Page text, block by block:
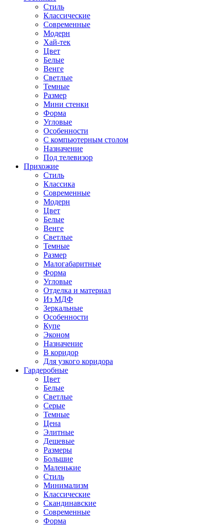
Стиль
Классические
Современные
Модерн
Хай-тек
Цвет
Белые
Венге
Светлые
Темные
Размер
Мини стенки
Форма
Угловые
Особенности
С компьютерным столом
Назначение
Под телевизор
Прихожие
Стиль
Классика
Современные
Модерн
Цвет
Белые
Венге
Светлые
Темные
Размер
Малогабаритные
Форма
Угловые
Отделка и материал
Из МДФ
Зеркальные
Особенности
Купе
Эконом
Назначение
В коридор
Для узкого коридора
Гардеробные
Цвет
Белые
Светлые
Серые
Темные
Цена
Элитные
Дешевые
Размеры
Большие
Маленькие
Стиль
Минимализм
Классические
Скандинавские
Современные
Форма